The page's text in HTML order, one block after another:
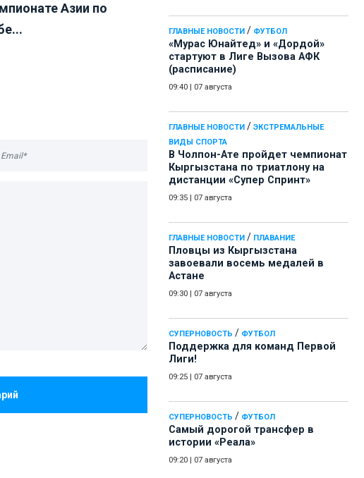
ГЛАВНЫЕ НОВОСТИ / ФУТБОЛ
«Мурас Юнайтед» и «Дордой»
стартуют в Лиге Вызова АФК
(расписание)
09:40 07 августа
ГЛАВНЫЕ НОВОСТИ / ЭКСТРЕМАЛЬНЫЕ
ВИДЫ СПОРТА
В Чолпон-Ате пройдет чемпионат
Кыргызстана по триатлону на
дистанции «Супер Спринт»
09:35 07 августа
ГЛАВНЫЕ НОВОСТИ / ПЛАВАНИЕ
Пловцы из Кыргызстана
завоевали восемь медалей в
Астане
09:30 07 августа
СУПЕРНОВОСТЬ / ФУТБОЛ
Поддержка для команд Первой
Лиги!
09:25 07 августа
СУПЕРНОВОСТЬ / ФУТБОЛ
Самый дорогой трансфер в
истории «Реала»
09:20 07 августа
Азии по